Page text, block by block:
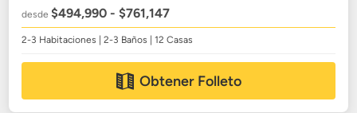
desde$494,990 - $761,147
2-3 Habitaciones | 2-3 Baños | 12 Casas
Obtener Folleto